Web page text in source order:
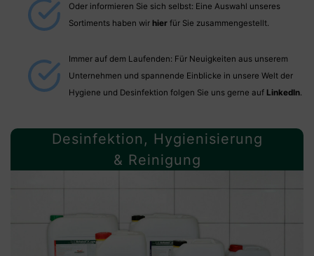
Oder informieren Sie sich selbst: Eine Auswahl unseres
Sortiments haben wir hier für Sie zusammengestellt.
Immer auf dem Laufenden: Für Neuigkeiten aus unserem
Unternehmen und spannende Einblicke in unsere Welt der
Hygiene und Desinfektion folgen Sie uns gerne auf LinkedIn
Desinfektion, Hygienisierung
& Reinigung